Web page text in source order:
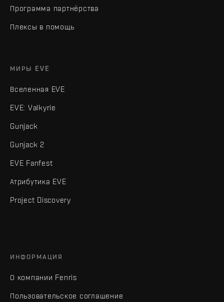
Программа партнёрства
Плексы в помощь
МИРЫ EVE
Вселенная EVE
EVE: Valkyrie
Gunjack
Gunjack 2
EVE Fanfest
Атрибутика EVE
Project Discovery
ИНФОРМАЦИЯ
О компании Fenris
Пользовательское соглашение